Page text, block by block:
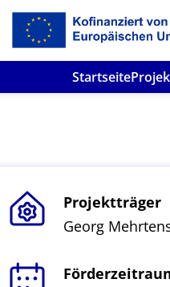
Startseite
Projektträger
Georg